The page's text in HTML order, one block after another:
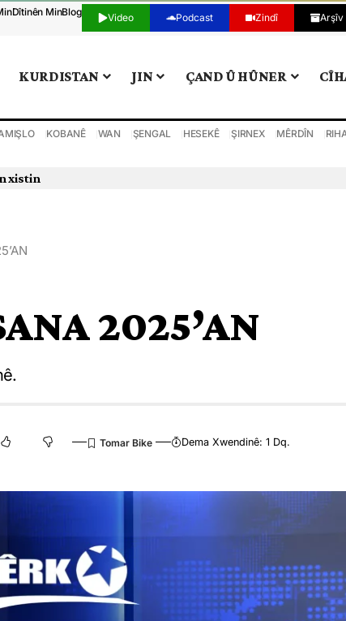
Dîtinên MinBlog Video Podcast Zindî Arşîv
KURDISTAN JIN ÇAND Û HÛNER
KOBANÊ WAN ŞENGAL HESEKÊ ŞIRNEX MÊRDÎN
xistin
2025’AN
Dema Xwendinê: 1 Dq.